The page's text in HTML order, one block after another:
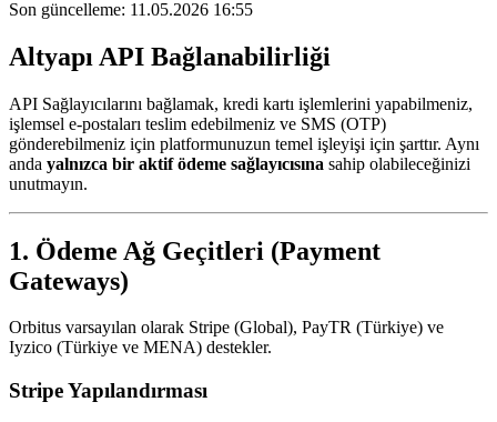
Son güncelleme: 11.05.2026 16:55
Altyapı API Bağlanabilirliği
API Sağlayıcılarını bağlamak, kredi kartı işlemlerini yapabilmeniz,
işlemsel e-postaları teslim edebilmeniz ve SMS (OTP)
gönderebilmeniz için platformunuzun temel işleyişi için şarttır. Aynı
anda yalnızca bir aktif ödeme sağlayıcısına sahip olabileceğinizi
unutmayın.
1. Ödeme Ağ Geçitleri (Payment
Gateways)
Orbitus varsayılan olarak Stripe (Global), PayTR (Türkiye) ve
Iyzico (Türkiye ve MENA) destekler.
Stripe Yapılandırması